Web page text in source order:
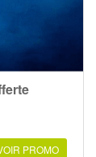
PROMO